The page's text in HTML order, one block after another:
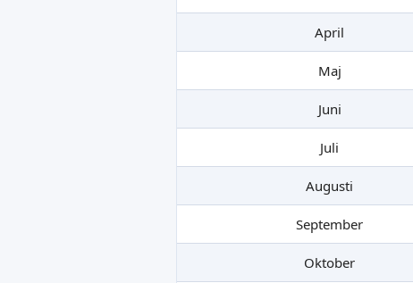
April
Maj
Juni
Juli
Augusti
September
Oktober